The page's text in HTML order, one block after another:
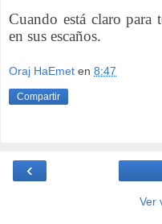
Cuando está claro para
en sus escaños.
Oraj HaEmet en 8:47
Compartir
‹
Ver